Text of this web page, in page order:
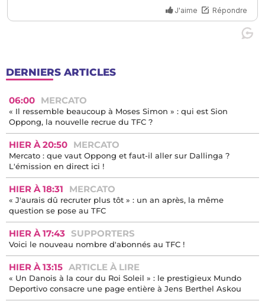
DERNIERS ARTICLES
06:00 MERCATO
« Il ressemble beaucoup à Moses Simon » : qui est Sion
Oppong, la nouvelle recrue du TFC ?
HIER À 20:50 MERCATO
Mercato : que vaut Oppong et faut-il aller sur Dallinga ?
L'émission en direct ici !
HIER À 18:31 MERCATO
« J'aurais dû recruter plus tôt » : un an après, la même
question se pose au TFC
HIER À 17:43 SUPPORTERS
Voici le nouveau nombre d'abonnés au TFC !
HIER À 13:15 ARTICLE À LIRE
« Un Danois à la cour du Roi Soleil » : le prestigieux Mundo
Deportivo consacre une page entière à Jens Berthel Askou